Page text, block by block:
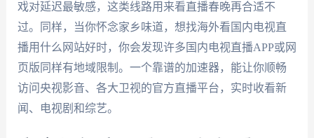
戏对延迟最敏感，这类线路用来看直播春晚再合适不
过。同样，当你怀念家乡味道，想找海外看国内电视直
播用什么网站好时，你会发现许多国内电视直播APP或网
页版同样有地域限制。一个靠谱的加速器，能让你顺畅
访问央视影音、各大卫视的官方直播平台，实时收看新
闻、电视剧和综艺。